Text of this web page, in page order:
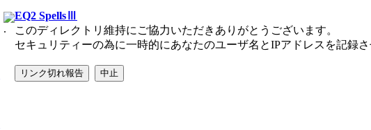
EQ2 SpellsⅢ
このディレクトリ維持にご協力いただきありがとうございます。
セキュリティーの為に一時的にあなたのユーザ名とIPアドレスを記録さ